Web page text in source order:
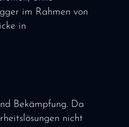
im Rahmen von
in
Bekämpfung. Da
nicht